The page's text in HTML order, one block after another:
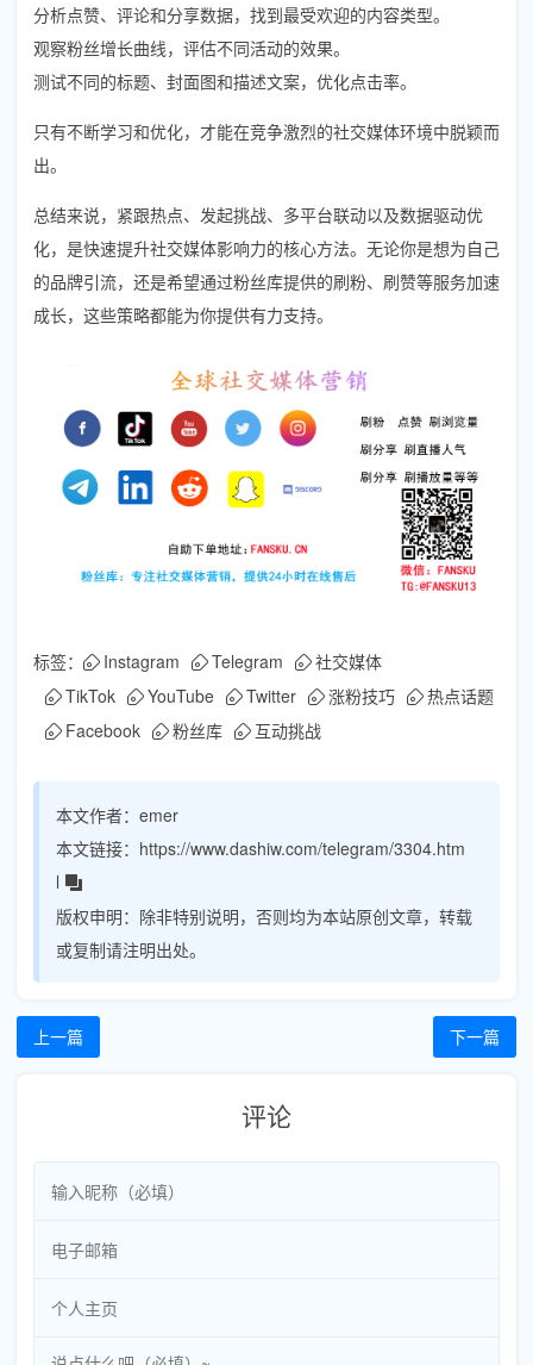
分析点赞、评论和分享数据，找到最受欢迎的内容类型。
观察粉丝增长曲线，评估不同活动的效果。
测试不同的标题、封面图和描述文案，优化点击率。
只有不断学习和优化，才能在竞争激烈的社交媒体环境中脱颖而
出。
总结来说，紧跟热点、发起挑战、多平台联动以及数据驱动优
化，是快速提升社交媒体影响力的核心方法。无论你是想为自己
的品牌引流，还是希望通过粉丝库提供的刷粉、刷赞等服务加速
成长，这些策略都能为你提供有力支持。
标签： Instagram Telegram
社交媒体
TikTok
YouTube Twitter 涨粉技巧
热点话题
Facebook
粉丝库 互动挑战
本文作者： emer
本文链接： https://www.dashiw.com/telegram/3304.htm
l
版权申明： 除非特别说明，否则均为本站原创文章，转载
或复制请注明出处。
上一篇 下一篇
评论